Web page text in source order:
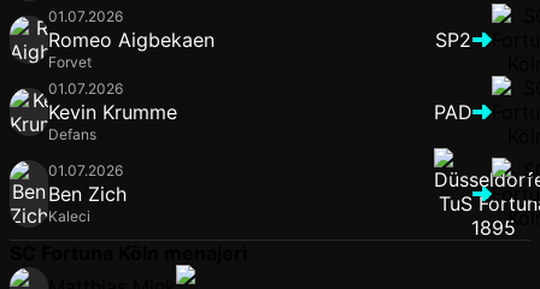
01.07.2026
Romeo Aigbekaen
Forvet
SP2
01.07.2026
Kevin Krumme
Defans
PAD
01.07.2026
Ben Zich
Kaleci